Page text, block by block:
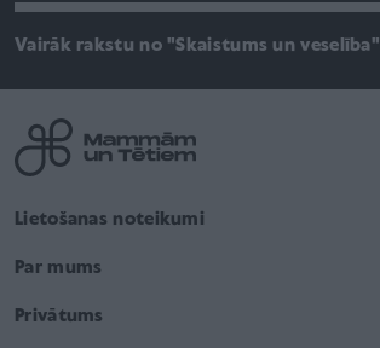
Vairāk rakstu no "Skaistums un veselība"
Lietošanas noteikumi
Par mums
Privātums